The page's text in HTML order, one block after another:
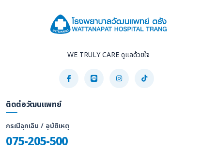
WE TRULY CARE ดูแลด้วยใจ
ติดต่อวัฒนแพทย์
กรณีฉุกเฉิน / อุบัติเหตุ
075-205-500